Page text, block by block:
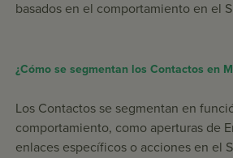
basados en el comportamiento en el
¿Cómo se segmentan los Contactos en
Los Contactos se segmentan en
comportamiento, como aperturas de
enlaces específicos o acciones en el